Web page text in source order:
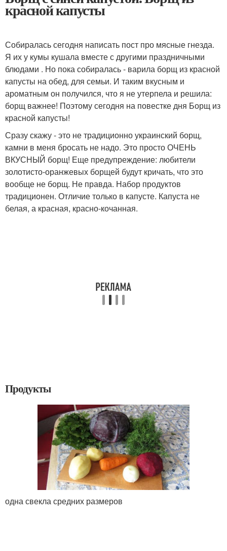
красной капусты
Собиралась сегодня написать пост про мясные гнезда.
Я их у кумы кушала вместе с другими праздничными
блюдами . Но пока собиралась - варила борщ из красной
капусты на обед, для семьи. И таким вкусным и
ароматным он получился, что я не утерпела и решила:
борщ важнее! Поэтому сегодня на повестке дня Борщ из
красной капусты!
Сразу скажу - это не традиционно украинский борщ,
камни в меня бросать не надо. Это просто ОЧЕНЬ
ВКУСНЫЙ борщ! Еще предупреждение: любители
золотисто-оранжевых борщей будут кричать, что это
вообще не борщ. Не правда. Набор продуктов
традиционен. Отличие только в капусте. Капуста не
белая, а красная, красно-кочанная.
Продукты
одна свекла средних размеров